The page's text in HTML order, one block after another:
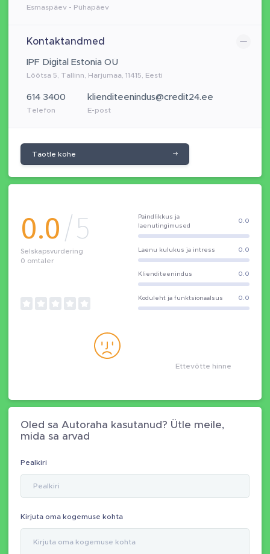
Esmaspäev - Pühapäev
Kontaktandmed
IPF Digital Estonia OÜ
Lõõtsa 5, Tallinn, Harjumaa, 11415, Eesti
614 3400
Telefon
klienditeenindus@credit24.ee
E-post
Taotle kohe
0.0/5
Selskapsvurdering
0 omtaler
Paindlikkus ja
laenutingimused
0.0
Laenu kulukus ja intress 0.0
Klienditeenindus 0.0
Koduleht ja funktsionaalsus 0.0
Ettevõtte hinne
Oled sa Autoraha kasutanud? Ütle meile,
mida sa arvad
Pealkiri
Kirjuta oma kogemuse kohta